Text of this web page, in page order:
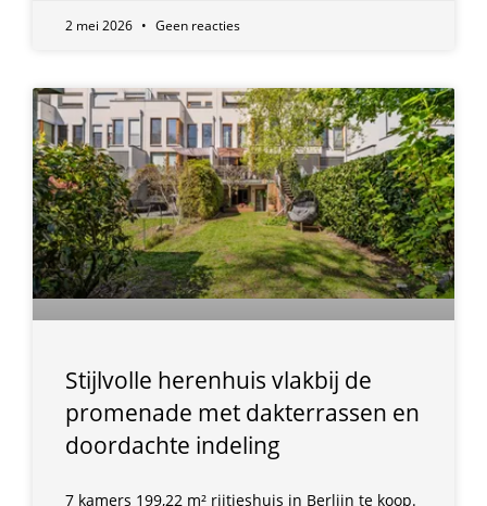
2 mei 2026 Geen reacties
Stijlvolle herenhuis vlakbij de
promenade met dakterrassen en
doordachte indeling
7 kamers 199,22 m² rijtjeshuis in Berlijn te koop.